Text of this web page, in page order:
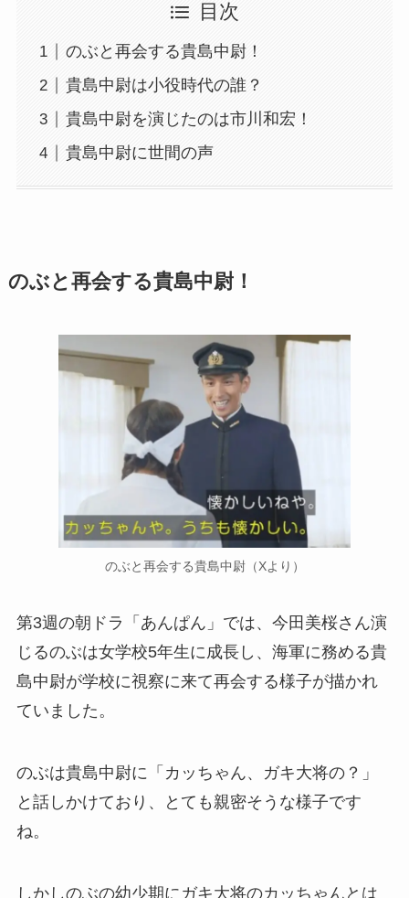
目次
のぶと再会する貴島中尉！
貴島中尉は小役時代の誰？
貴島中尉を演じたのは市川和宏！
貴島中尉に世間の声
のぶと再会する貴島中尉！
のぶと再会する貴島中尉（Xより）
第3週の朝ドラ「あんぱん」では、今田美桜さん演
じるのぶは女学校5年生に成長し、海軍に務める貴
島中尉が学校に視察に来て再会する様子が描かれ
ていました。
のぶは貴島中尉に「カッちゃん、ガキ大将の？」
と話しかけており、とても親密そうな様子です
ね。
しかしのぶの幼少期にガキ大将のカッちゃんとは